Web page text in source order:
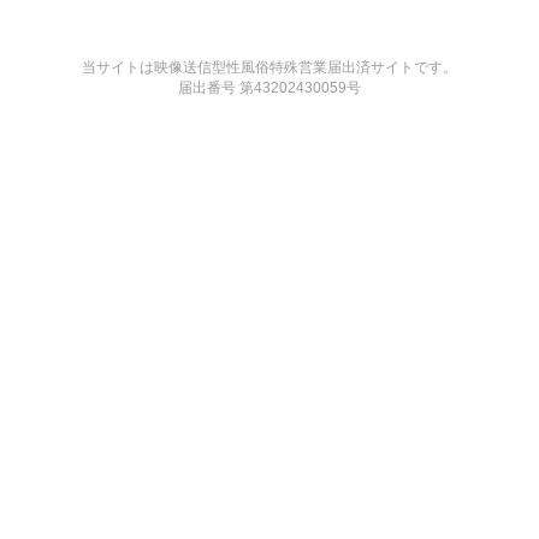
当サイトは映像送信型性風俗特殊営業届出済サイトです。
届出番号 第43202430059号